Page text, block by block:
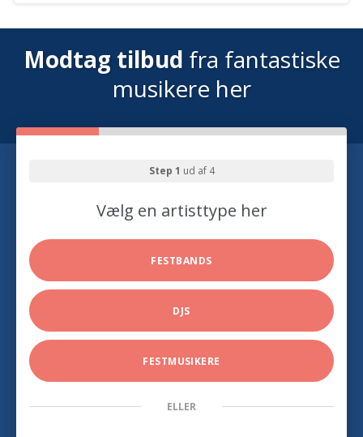
Modtag tilbud fra fantastiske
musikere her
Step 1 ud af 4
Vælg en artisttype her
FESTBANDS
DJS
FESTMUSIKERE
ELLER